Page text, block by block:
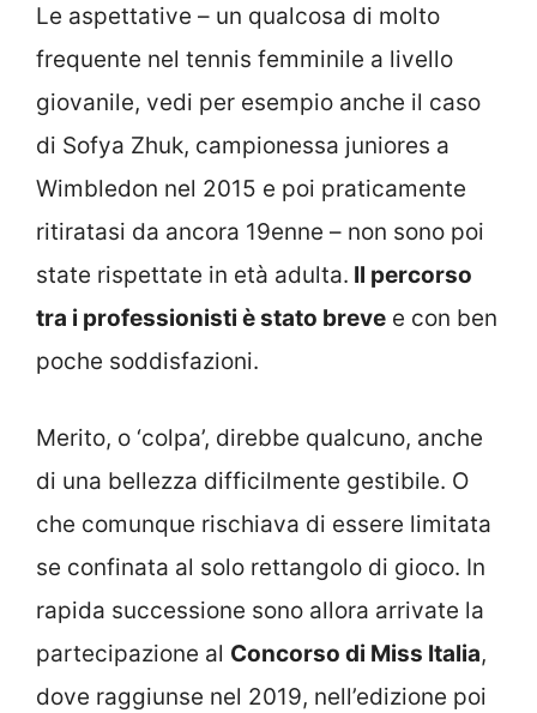
Le aspettative – un qualcosa di molto
frequente nel tennis femminile a livello
giovanile, vedi per esempio anche il caso
di Sofya Zhuk, campionessa juniores a
Wimbledon nel 2015 e poi praticamente
ritiratasi da ancora 19enne – non sono poi
state rispettate in età adulta. Il percorso
tra i professionisti è stato breve e con ben
poche soddisfazioni.
Merito, o ‘colpa’, direbbe qualcuno, anche
di una bellezza difficilmente gestibile. O
che comunque rischiava di essere limitata
se confinata al solo rettangolo di gioco. In
rapida successione sono allora arrivate la
partecipazione al Concorso di Miss Italia,
dove raggiunse nel 2019, nell’edizione poi